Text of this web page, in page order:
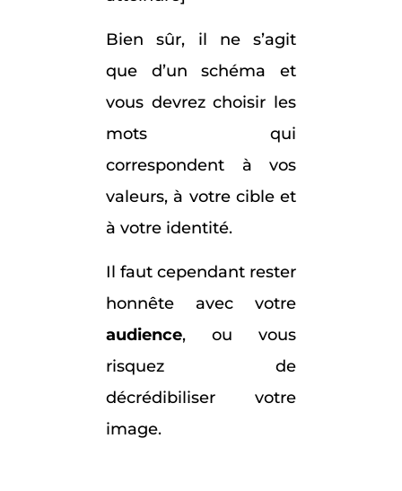
Bien sûr, il ne s’agit
que d’un schéma et
vous devrez choisir les
mots qui
correspondent à vos
valeurs, à votre cible et
à votre identité.
Il faut cependant rester
honnête avec votre
audience, ou vous
risquez de
décrédibiliser votre
image.